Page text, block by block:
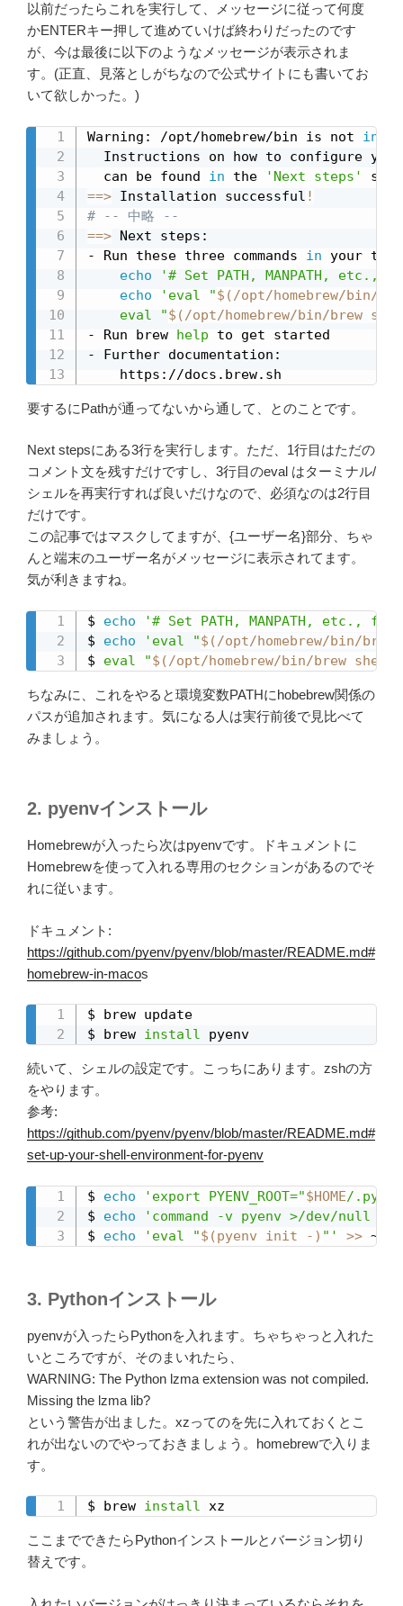
以前だったらこれを実行して、メッセージに従って何度
かENTERキー押して進めていけば終わりだったのです
が、今は最後に以下のようなメッセージが表示されま
す。(正直、見落としがちなので公式サイトにも書いてお
いて欲しかった。)
Warning: /opt/homebrew/bin is not in
Instructions on how to configure
  can be found
in the
'Next steps'
==> Installation successful !
# -- 中略 --
==> Next steps:
- Run these three commands in your
echo
'# Set PATH, MANPATH, etc.,
echo
'eval "$(/opt/homebrew/bin/
eval
"$(/opt/homebrew/bin/brew
- Run brew help to get started
- Further documentation:
    https://docs.brew.sh
要するにPathが通ってないから通して、とのことです。
Next stepsにある3行を実行します。ただ、1行目はただの
コメント文を残すだけですし、3行目のeval はターミナル/
シェルを再実行すれば良いだけなので、必須なのは2行目
だけです。
この記事ではマスクしてますが、{ユーザー名}部分、ちゃ
んと端末のユーザー名がメッセージに表示されてます。
気が利きますね。
$ echo
'# Set PATH, MANPATH, etc., for
$ echo 'eval "$(/opt/homebrew/bin/
$ eval "$(/opt/homebrew/bin/brew
ちなみに、これをやると環境変数PATHにhobebrew関係の
パスが追加されます。気になる人は実行前後で見比べて
みましょう。
2. pyenvインストール
Homebrewが入ったら次はpyenvです。ドキュメントに
Homebrewを使って入れる専用のセクションがあるのでそ
れに従います。
ドキュメント:
https://github.com/pyenv/pyenv/blob/master/README.md#
homebrew-in-macos
$ brew update
$ brew install pyenv
続いて、シェルの設定です。こっちにあります。zshの方
をやります。
参考:
https://github.com/pyenv/pyenv/blob/master/README.md#
set-up-your-shell-environment-for-pyenv
$ echo 'export PYENV_ROOT="$HOME/
$ echo
'command -v pyenv >/dev/null ||
$ echo 'eval "$(pyenv init - ) "' >> ~/
3. Pythonインストール
pyenvが入ったらPythonを入れます。ちゃちゃっと入れた
いところですが、そのまいれたら、
WARNING: The Python lzma extension was not compiled.
Missing the lzma lib?
という警告が出ました。xzってのを先に入れておくとこ
れが出ないのでやっておきましょう。homebrewで入りま
す。
$ brew install xz
ここまでできたらPythonインストールとバージョン切り
替えです。